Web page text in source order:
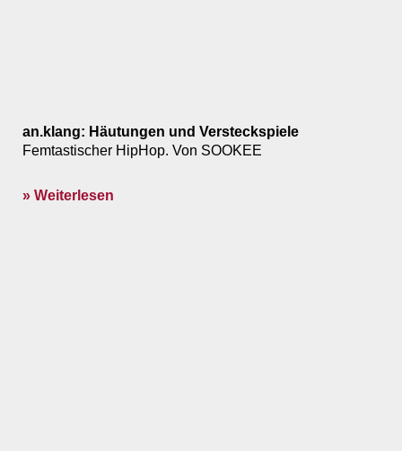
an.klang: Häutungen und Versteckspiele
Femtastischer HipHop. Von SOOKEE
» Weiterlesen